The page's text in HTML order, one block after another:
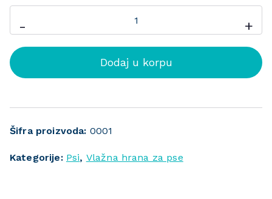
- +
Dodaj u korpu
Šifra proizvoda: 0001
Kategorije: Psi, Vlažna hrana za pse